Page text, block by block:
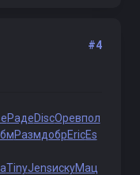
#4
РадеDiscОревпол
РазмдобрEricEs
TinyJensискуМац